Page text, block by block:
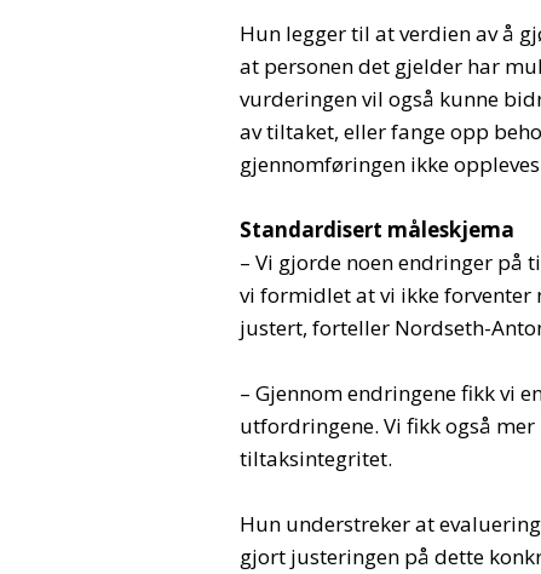
Hun legger til at verdien av å
at personen det gjelder har
vurderingen vil også kunne
av tiltaket, eller fange opp
gjennomføringen ikke
Standardisert måleskjema
– Vi gjorde noen endringer på
vi formidlet at vi ikke forventer
justert, forteller Nordseth-
– Gjennom endringene fikk vi
utfordringene. Vi fikk også
tiltaksintegritet.
Hun understreker at
gjort justeringen på dette